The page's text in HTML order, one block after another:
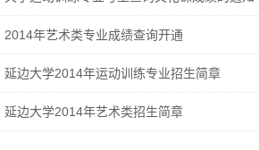
2014年艺术类专业成绩查询开通
延边大学2014年运动训练专业招生简章
延边大学2014年艺术类招生简章